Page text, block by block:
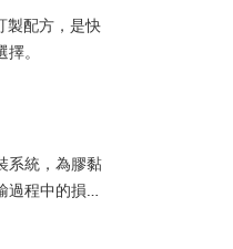
製配方，是快
。
系統，為膠黏
過程中的損